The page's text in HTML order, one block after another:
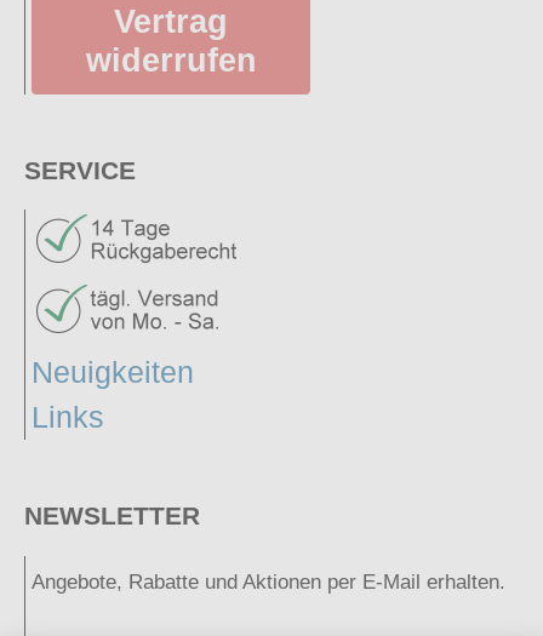
Vertrag
widerrufen
SERVICE
Neuigkeiten
Links
NEWSLETTER
Angebote, Rabatte und Aktionen per E-Mail erhalten.